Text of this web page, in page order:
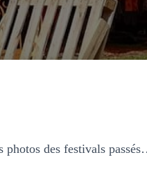
photos des festivals